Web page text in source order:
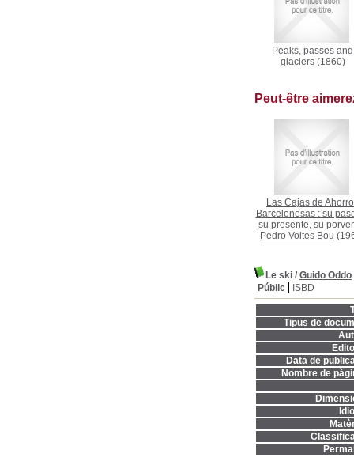
Peaks, passes and
glaciers(1860)
Peut-être
Las Cajas de
Barcelonesas : su
su presente, su
Pedro Voltes Bou
Le ski / Guido Oddo
Públic
ISBD
Tipus de
Data de
Nombre de